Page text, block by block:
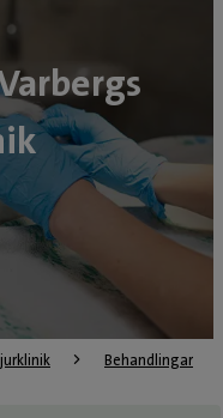
Behandlingar